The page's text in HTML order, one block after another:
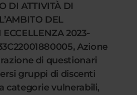
DI ATTIVITÀ DI
DEL
ECCELLENZA 2023-
Azione
di questionari
gruppi di discenti
categorie vulnerabili,